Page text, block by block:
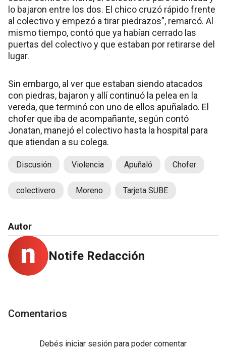
lo bajaron entre los dos. El chico cruzó rápido frente
al colectivo y empezó a tirar piedrazos”, remarcó. Al
mismo tiempo, contó que ya habían cerrado las
puertas del colectivo y que estaban por retirarse del
lugar.
Sin embargo, al ver que estaban siendo atacados
con piedras, bajaron y allí continuó la pelea en la
vereda, que terminó con uno de ellos apuñalado. El
chofer que iba de acompañante, según contó
Jonatan, manejó el colectivo hasta la hospital para
que atiendan a su colega.
Discusión Violencia Apuñaló Chofer
colectivero Moreno Tarjeta SUBE
Autor
Notife Redacción
Comentarios
Debés iniciar sesión para poder comentar